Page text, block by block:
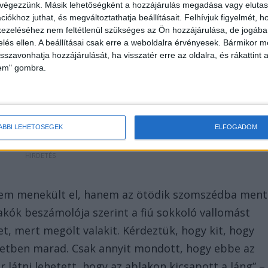
Másik lehetőségként a hozzájárulás megadása vagy
juthat, és megváltoztathatja beállításait. Felhívjuk figyelmét,
nem feltétlenül szükséges az Ön hozzájárulása, de
ellen. A beállításai csak erre a weboldalra érvényesek. Bármikor
hozzájárulását, ha visszatér erre az oldalra, és rákattint
gombra.
LEHETŐSÉGEK ELFOGADOM
vált a helyzet a kábítószerhasználat
láttam, hogy égett, amikor jöttem, lángolt a
elkeseredésében arról is beszélt, hogy ha kell,
tehetetlenek a helyi droghelyzettel
menekült el, hanem az ötödik szomszédba ment
beszámolója szerint a fiú sokkoló vallomást
mert megölt valakit. Kérdeztük, hogy kit, hogy
marad. Csak annyit mondott, hogy ebbe az